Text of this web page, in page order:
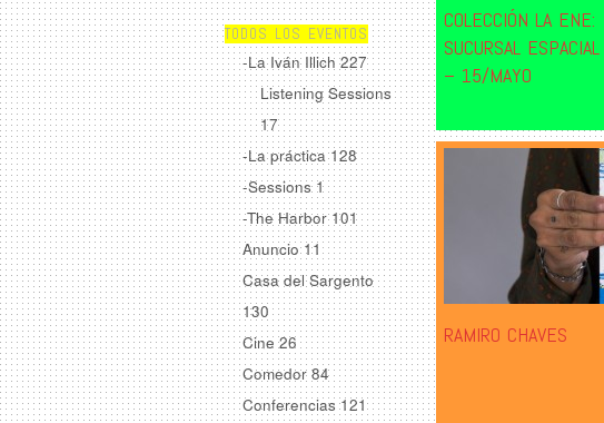
TODOS LOS EVENTOS
-La Iván Illich227
Listening Sessions
17
-La práctica128
-Sessions 1
-The Harbor101
Anuncio11
Casa del Sargento
130
Cine26
Comedor 84
Conferencias121
COLECCIÓN LA ENE:
SUCURSAL ESPACIAL
– 15/MAYO
RAMIRO CHAVES